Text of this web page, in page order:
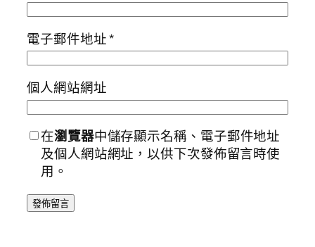
電子郵件地址*
個人網站網址
在瀏覽器中儲存顯示名稱、電子郵件地址
及個人網站網址，以供下次發佈留言時使
用。